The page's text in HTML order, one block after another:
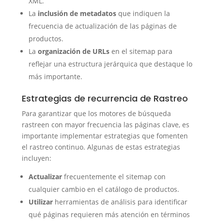
La inclusión de metadatosque indiquen la
frecuencia de actualización de las páginas de
productos.
La organización de URLsen el sitemap para
reflejar una estructura jerárquica que destaque lo
más importante.
Estrategias de recurrencia de Rastreo
Para garantizar que los motores de búsqueda
rastreen con mayor frecuencia las páginas clave, es
importante implementar estrategias que fomenten
el rastreo continuo. Algunas de estas estrategias
incluyen:
Actualizarfrecuentemente el sitemap con
cualquier cambio en el catálogo de productos.
Utilizarherramientas de análisis para identificar
qué páginas requieren más atención en términos